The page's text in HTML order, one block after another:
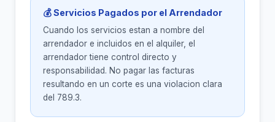
💰 Servicios Pagados por el Arrendador
Cuando los servicios estan a nombre del
arrendador e incluidos en el alquiler, el
arrendador tiene control directo y
responsabilidad. No pagar las facturas
resultando en un corte es una violacion clara
del 789.3.